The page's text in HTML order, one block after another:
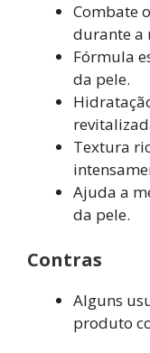
Combate
durante a
Fórmula
da pele.
Textura
Ajuda a
da pele.
Contras
Alguns
produto